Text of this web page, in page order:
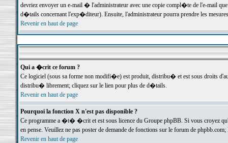
devriez envoyer un e-mail � l'administrateur avec une copie compl�te de l'e-mail
d�tails concernant l'exp�diteur). Ensuite, l'administrateur pourra prendre les
Revenir en haut de page
Qui a �crit ce forum ?
Ce logiciel (sous sa forme non modifi�e) est produit, distribu� et est sous droits
distribu� librement; cliquez sur le lien pour plus de d�tails.
Revenir en haut de page
Pourquoi la fonction X n'est pas disponible ?
Ce programme a �t� �crit et est sous licence du Groupe phpBB. Si vous croyez
en pense. Veuillez ne pas poster de demande de fonctions sur le forum de
Revenir en haut de page